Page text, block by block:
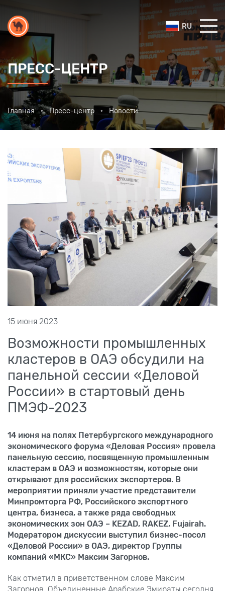
RU
ПРЕСС-ЦЕНТР
Главная Пресс-центр Новости
15 июня 2023
Возможности промышленных
кластеров в ОАЭ обсудили на
панельной сессии «Деловой
России» в стартовый день
ПМЭФ-2023
14 июня на полях Петербургского международного
экономического форума «Деловая Россия» провела
панельную сессию, посвященную промышленным
кластерам в ОАЭ и возможностям, которые они
открывают для российских экспортеров. В
мероприятии приняли участие представители
Минпромторга РФ, Российского экспортного
центра, бизнеса, а также ряда свободных
экономических зон ОАЭ – KEZAD, RAKEZ, Fujairah.
Модератором дискуссии выступил бизнес-посол
«Деловой России» в ОАЭ, директор Группы
компаний «МКС» Максим Загорнов.
Как отметил в приветственном слове Максим
Загорнов, Объединенные Арабские Эмираты сегодня